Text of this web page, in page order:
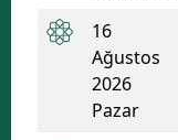
16
Ağustos
2026
Pazar